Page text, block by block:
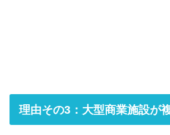
理由その3：大型商業施設が